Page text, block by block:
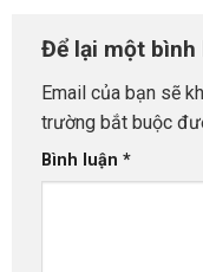
Để lại một bình
Email của bạn sẽ
trường bắt buộc
Bình luận *